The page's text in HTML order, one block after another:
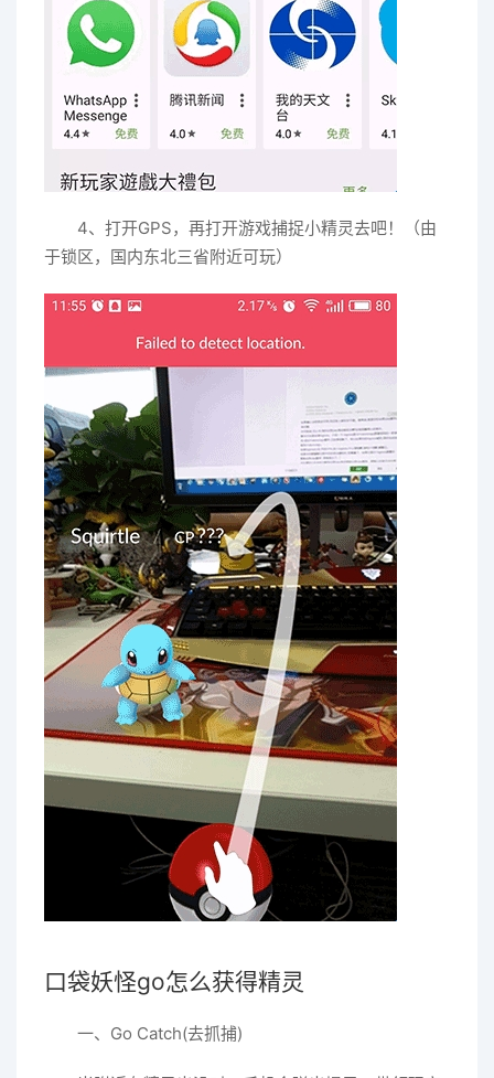
4、打开GPS，再打开游戏捕捉小精灵去吧！（由
于锁区，国内东北三省附近可玩）
口袋妖怪go怎么获得精灵
一、Go Catch(去抓捕)